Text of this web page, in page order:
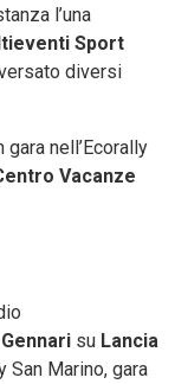
l’una
Sport
diversi
nell’Ecorally
Vacanze
Gennari su Lancia
San Marino, gara